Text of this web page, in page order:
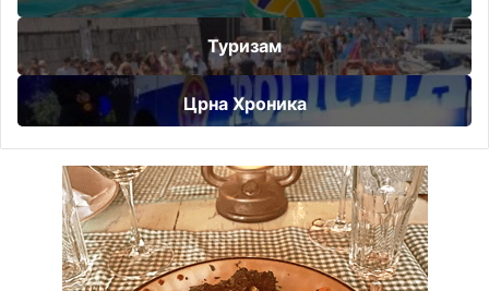
Туризам
Црна Хроника